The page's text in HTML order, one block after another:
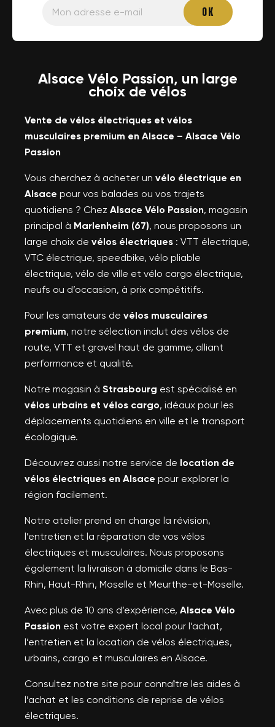
Alsace Vélo Passion, un large
choix de vélos
Vente de vélos électriques et vélos
musculaires premium en Alsace – Alsace Vélo
Passion
Vous cherchez à acheter un vélo électrique en
Alsace pour vos balades ou vos trajets
quotidiens ? Chez Alsace Vélo Passion, magasin
principal à Marlenheim (67), nous proposons un
large choix de vélos électriques : VTT électrique,
VTC électrique, speedbike, vélo pliable
électrique, vélo de ville et vélo cargo électrique,
neufs ou d’occasion, à prix compétitifs.
Pour les amateurs de vélos musculaires
premium, notre sélection inclut des vélos de
route, VTT et gravel haut de gamme, alliant
performance et qualité.
Notre magasin à Strasbourg est spécialisé en
vélos urbains et vélos cargo, idéaux pour les
déplacements quotidiens en ville et le transport
écologique.
Découvrez aussi notre service de location de
vélos électriques en Alsace pour explorer la
région facilement.
Notre atelier prend en charge la révision,
l’entretien et la réparation de vos vélos
électriques et musculaires. Nous proposons
également la livraison à domicile dans le Bas-
Rhin, Haut-Rhin, Moselle et Meurthe-et-Moselle.
Avec plus de 10 ans d’expérience, Alsace Vélo
Passion est votre expert local pour l’achat,
l’entretien et la location de vélos électriques,
urbains, cargo et musculaires en Alsace.
Consultez notre site pour connaître les aides à
l’achat et les conditions de reprise de vélos
électriques.